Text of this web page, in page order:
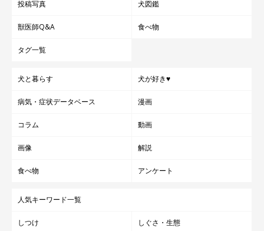
投稿写真 犬図鑑
獣医師Q&A 食べ物
タグ一覧
犬と暮らす 犬が好き♥
病気・症状データベース 漫画
コラム 動画
画像 解説
食べ物 アンケート
人気キーワード一覧
しつけ しぐさ・生態